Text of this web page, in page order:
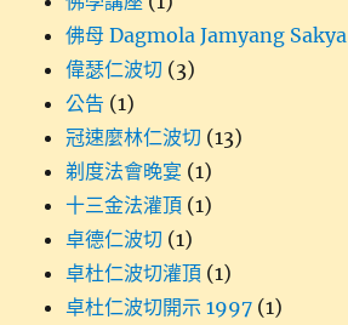
佛母 Dagmola Jamyang Sakya
偉瑟仁波切 (3)
公告 (1)
冠速麼林仁波切 (13)
剃度法會晚宴 (1)
十三金法灌頂 (1)
卓德仁波切 (1)
卓杜仁波切灌頂 (1)
卓杜仁波切開示 1997 (1)